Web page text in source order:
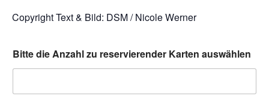
Copyright Text & Bild: DSM / Nicole Werner
Bitte die Anzahl zu reservierender Karten auswählen